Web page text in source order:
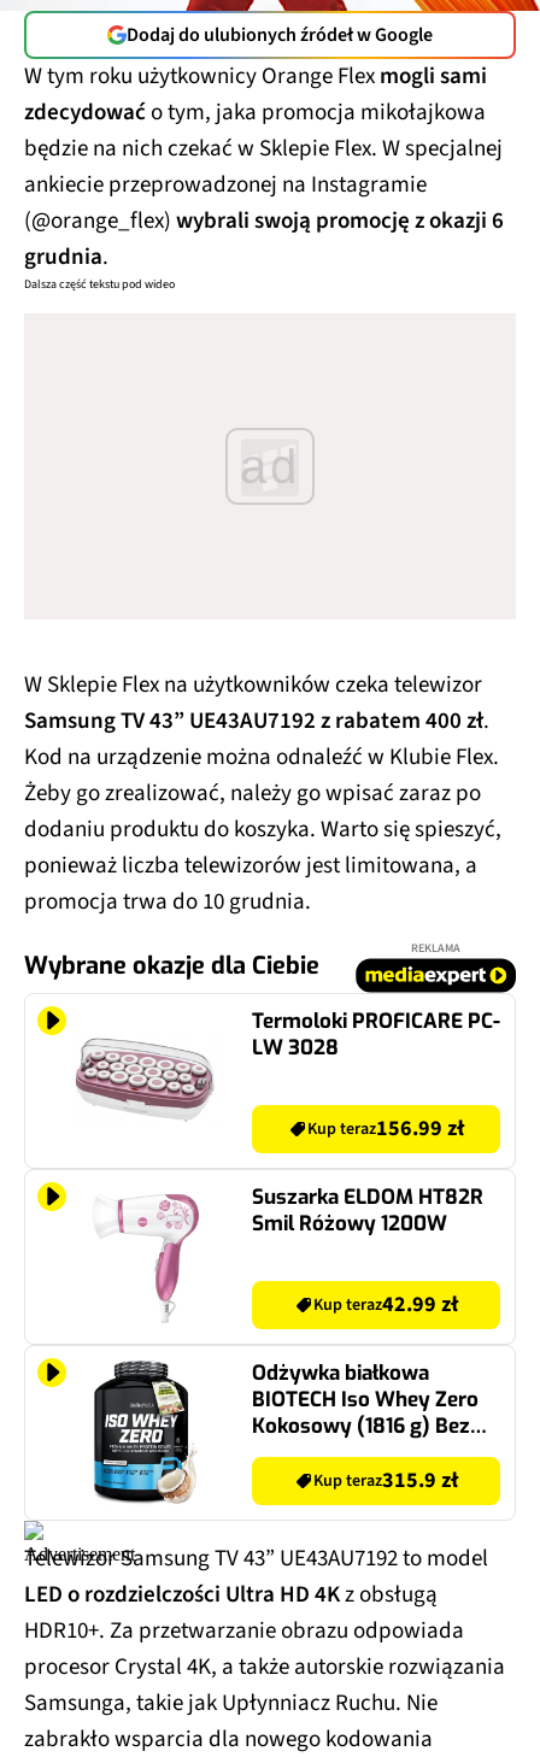
Dodaj do ulubionych źródeł w Google
W tym roku użytkownicy Orange Flexmogli sami
zdecydowaćo tym, jaka promocja mikołajkowa
będzie na nich czekać w Sklepie Flex. W specjalnej
ankiecie przeprowadzonej na Instagramie
(@orange_flex)wybrali swoją promocję z okazji 6
grudnia.
Dalsza część tekstu pod wideo
ad
W Sklepie Flex na użytkowników czeka telewizor
Samsung TV 43” UE43AU7192z rabatem 400 zł.
Kod na urządzenie można odnaleźć w Klubie Flex.
Żeby go zrealizować, należy go wpisać zaraz po
dodaniu produktu do koszyka. Warto się spieszyć,
ponieważ liczba telewizorów jest limitowana, a
promocja trwa do 10 grudnia.
Wybrane okazje dla Ciebie
REKLAMA
Termoloki PROFICARE PC-
LW 3028
Kup teraz156.99 zł
Suszarka ELDOM HT82R
Smil Różowy 1200W
Kup teraz42.99 zł
Odżywka białkowa
BIOTECH Iso Whey Zero
Kokosowy (1816 g) Bez
cukru
Kup teraz315.9 zł
Telewizor Samsung TV 43” UE43AU7192 to model
LED o rozdzielczości Ultra HD 4Kz obsługą
HDR10+. Za przetwarzanie obrazu odpowiada
procesor Crystal 4K, a także autorskie rozwiązania
Samsunga, takie jak Upłynniacz Ruchu. Nie
zabrakło wsparcia dla nowego kodowania